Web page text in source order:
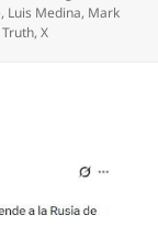
, Luis Medina, Mark
Truth,X